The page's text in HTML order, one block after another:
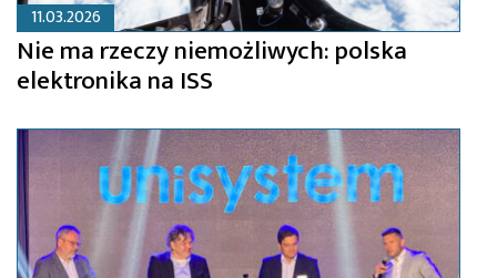
11.03.2026
Nie ma rzeczy niemożliwych: polska
elektronika na ISS